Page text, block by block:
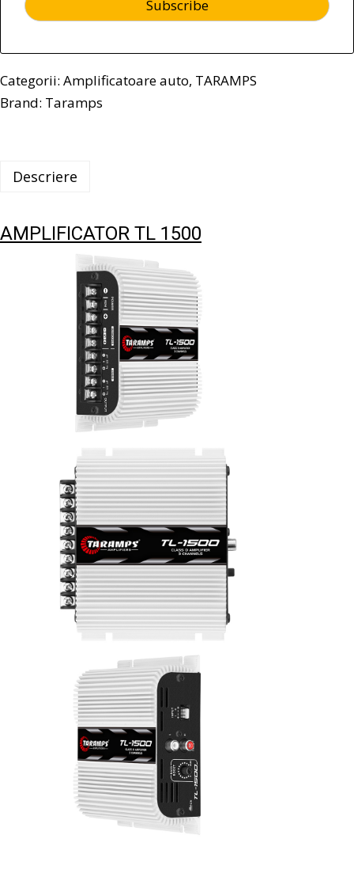
Categorii: Amplificatoare auto, TARAMPS
Brand: Taramps
Descriere
AMPLIFICATOR TL 1500